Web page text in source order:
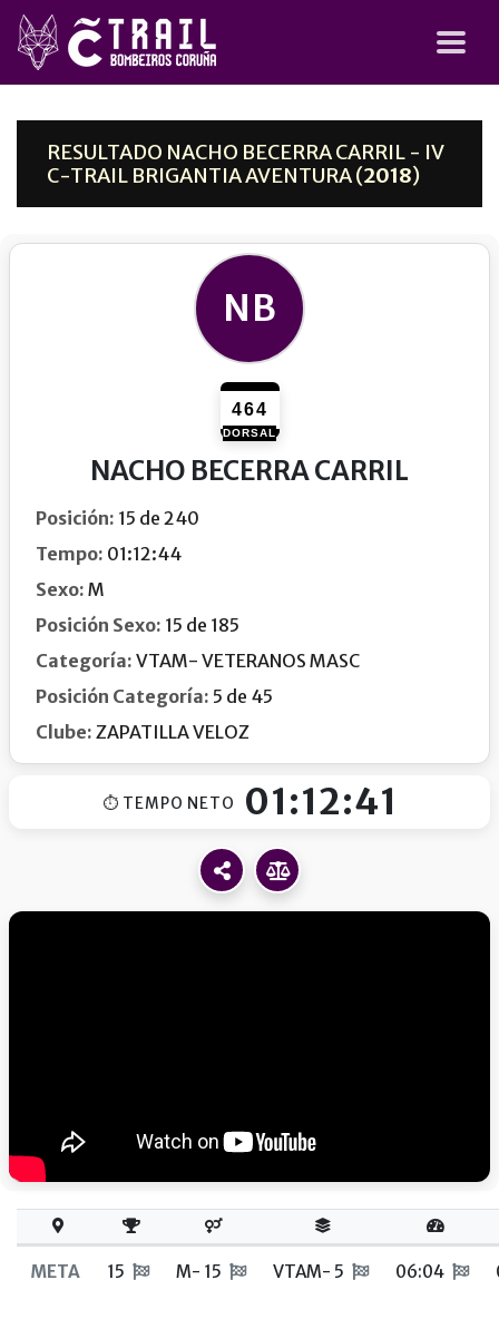
RESULTADO NACHO BECERRA CARRIL - IV
C-TRAIL BRIGANTIA AVENTURA (2018)
NB
464
DORSAL
NACHO BECERRA CARRIL
Posición: 15 de 240
Tempo: 01:12:44
Sexo: M
Posición Sexo: 15 de 185
Categoría: VTAM- VETERANOS MASC
Posición Categoría: 5 de 45
Clube: ZAPATILLA VELOZ
⏱ TEMPO NETO 01:12:41
META 15 M- 15 VTAM- 5 06:04